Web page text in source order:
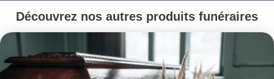
Découvrez nos autres produits funéraires